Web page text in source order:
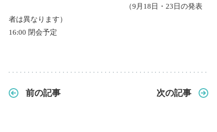
（9月18日・23日の発表
者は異なります）
16:00 閉会予定
前の記事 次の記事